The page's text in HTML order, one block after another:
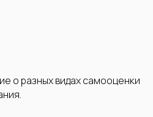
о разных видах самооценки